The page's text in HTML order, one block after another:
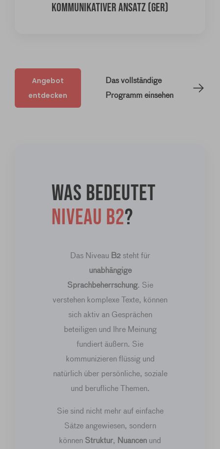
KOMMUNIKATIVER ANSATZ (GER)
Angebot
entdecken
Das vollständige
Programm einsehen
Was bedeutet
Niveau B2?
Das Niveau B2steht für
unabhängige
Sprachbeherrschung. Sie
verstehen komplexe Texte, können
sich aktiv an Gesprächen
beteiligen und Ihre Meinung
fundiert äußern. Sie
kommunizieren flüssig und
natürlich über persönliche, soziale
und berufliche Themen.
Sie sind nicht mehr auf einfache
Sätze angewiesen, sondern
können Struktur, Nuancen und